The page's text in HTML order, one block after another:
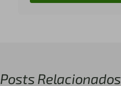
Posts Relacionados